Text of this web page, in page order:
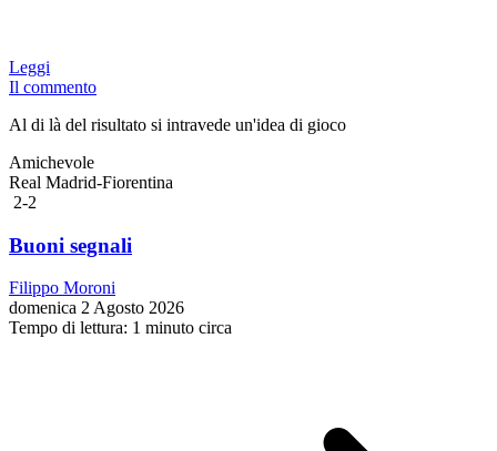
Leggi
Il commento
Al di là del risultato si intravede un'idea di gioco
Amichevole
Real Madrid-Fiorentina
2-2
Buoni segnali
Filippo Moroni
domenica 2 Agosto 2026
Tempo di lettura: 1 minuto circa